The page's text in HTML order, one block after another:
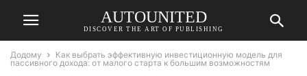
AUTOUNITED
DISCOVER THE ART OF PUBLISHING
Додому
Как выбрать эффективную инвестиционную модель для
пассивного дохода: от малого старта к большим возможностям